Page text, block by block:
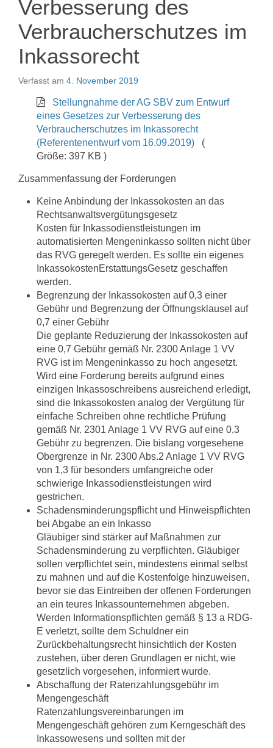
Verbesserung des
Verbraucherschutzes im
Inkassorecht
Verfasst am 4. November 2019
Stellungnahme der AG SBV zum Entwurf
eines Gesetzes zur Verbesserung des
Verbraucherschutzes im Inkassorecht
(Referentenentwurf vom 16.09.2019)
(
Größe: 397 KB )
Zusammenfassung der Forderungen
Keine Anbindung der Inkassokosten an das
Rechtsanwaltsvergütungsgesetz
Kosten für Inkassodienstleistungen im
automatisierten Mengeninkasso sollten nicht über
das RVG geregelt werden. Es sollte ein eigenes
InkassokostenErstattungsGesetz geschaffen
werden.
Begrenzung der Inkassokosten auf 0,3 einer
Gebühr und Begrenzung der Öffnungsklausel auf
0,7 einer Gebühr
Die geplante Reduzierung der Inkassokosten auf
eine 0,7 Gebühr gemäß Nr. 2300 Anlage 1 VV
RVG ist im Mengeninkasso zu hoch angesetzt.
Wird eine Forderung bereits aufgrund eines
einzigen Inkassoschreibens ausreichend erledigt,
sind die Inkassokosten analog der Vergütung für
einfache Schreiben ohne rechtliche Prüfung
gemäß Nr. 2301 Anlage 1 VV RVG auf eine 0,3
Gebühr zu begrenzen. Die bislang vorgesehene
Obergrenze in Nr. 2300 Abs.2 Anlage 1 VV RVG
von 1,3 für besonders umfangreiche oder
schwierige Inkassodienstleistungen wird
gestrichen.
Schadensminderungspflicht und Hinweispflichten
bei Abgabe an ein Inkasso
Gläubiger sind stärker auf Maßnahmen zur
Schadensminderung zu verpflichten. Gläubiger
sollen verpflichtet sein, mindestens einmal selbst
zu mahnen und auf die Kostenfolge hinzuweisen,
bevor sie das Eintreiben der offenen Forderungen
an ein teures Inkassounternehmen abgeben.
Werden Informationspflichten gemäß § 13 a RDG-
E verletzt, sollte dem Schuldner ein
Zurückbehaltungsrecht hinsichtlich der Kosten
zustehen, über deren Grundlagen er nicht, wie
gesetzlich vorgesehen, informiert wurde.
Abschaffung der Ratenzahlungsgebühr im
Mengengeschäft
Ratenzahlungsvereinbarungen im
Mengengeschäft gehören zum Kerngeschäft des
Inkassowesens und sollten mit der